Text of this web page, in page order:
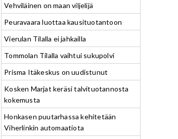
Vehviläinen on maan viljelijä
Peuravaara luottaa kausituotantoon
Vierulan Tilalla ei jahkailla
Tommolan Tilalla vaihtui sukupolvi
Prisma Itäkeskus on uudistunut
Kosken Marjat keräsi talvituotannosta
kokemusta
Honkasen puutarhassa kehitetään
Viherlinkin automaatiota